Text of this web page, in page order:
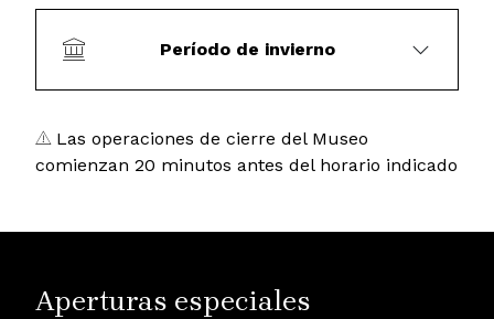
Período de invierno
Las operaciones de cierre del Museo
comienzan 20 minutos antes del horario indicado
Aperturas especiales